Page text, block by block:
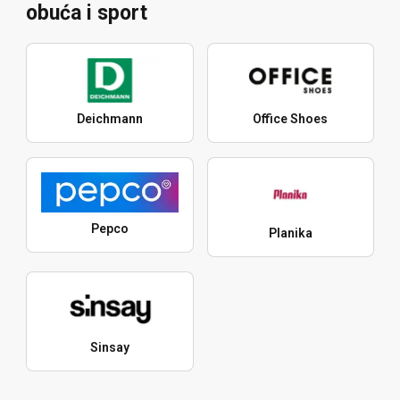
obuća i sport
Deichmann Office Shoes
Pepco Planika
Sinsay